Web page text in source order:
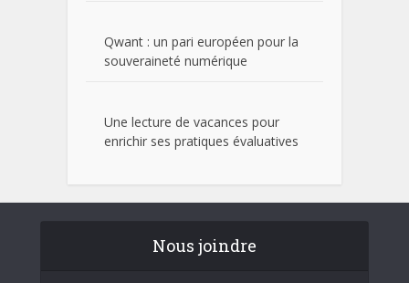
Qwant : un pari européen pour la
souveraineté numérique
Une lecture de vacances pour
enrichir ses pratiques évaluatives
Nous joindre